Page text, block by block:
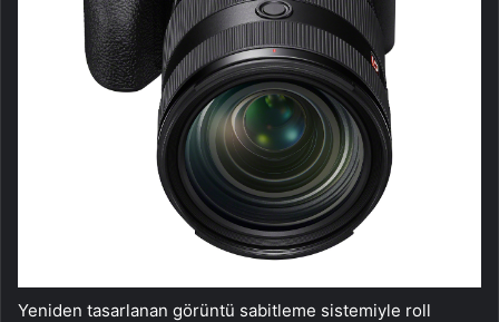
Yeniden tasarlanan görüntü sabitleme sistemiyle roll